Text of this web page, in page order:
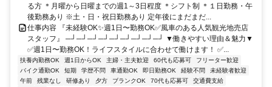
る方 ＊月曜から日曜までの週1～3日程度 ＊シフト制 ＊１日勤務・午
後勤務あり ※土・日・祝日勤務あり 定年後にまだまだ...
仕事内容 『未経験OK✨週1日〜勤務OK✅風車のある人気観光地売店
スタッフ』 ─┘─┘─┘─┘─┘─┘─┘─┘─┘ ▼働きやすい理由＆魅力▼
✅週1日〜勤務OK！ライフスタイルに合わせて働けます！ ✅...
扶養内勤務OK 週1日からOK 主婦・主夫歓迎 60代も応募可
フリーター歓迎
バイク通勤OK
短期 学歴不問 車通勤OK 即日勤務OK 経験不問
未経験者歓迎
午前
残業なし 研修あり 夕方 ブランクOK 70代も応募可
交通費支給